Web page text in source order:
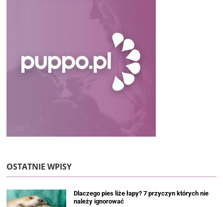
OSTATNIE WPISY
Dlaczego pies liże łapy? 7 przyczyn których nie
należy ignorować